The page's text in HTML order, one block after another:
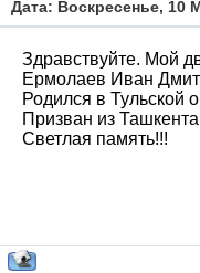
Дата: Воскресенье, 10
Здравствуйте. Мой
Ермолаев Иван
Родился в Тульской
Призван из
Светлая память!!!